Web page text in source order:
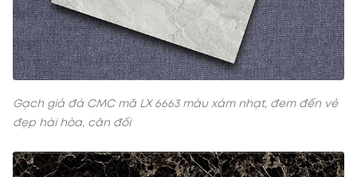
Gạch giả đá CMC mã LX 6663 màu xám nhạt, đem đến vẻ
đẹp hài hòa, cân đối